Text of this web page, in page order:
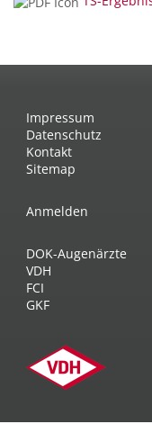
Impressum
Datenschutz
Kontakt
Sitemap
Anmelden
DOK-Augenärzte
VDH
FCI
GKF